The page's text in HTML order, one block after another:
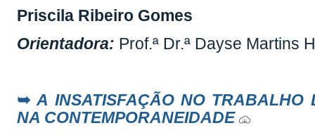
Priscila Ribeiro Gomes
Orientadora: Prof.ª Dr.ª Dayse Martins
➥ A INSATISFAÇÃO NO TRABALHO
NA CONTEMPORANEIDADE